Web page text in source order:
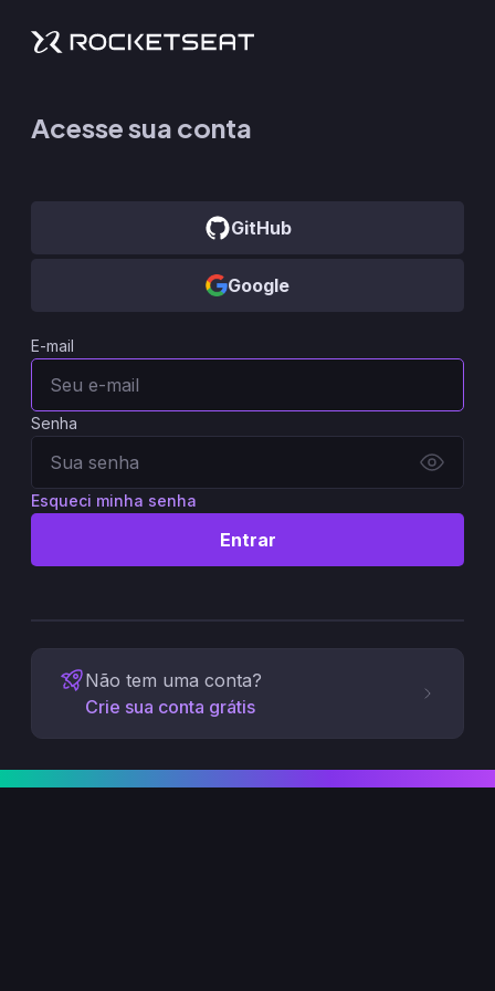
Acesse sua conta
GitHub
Google
E-mail
Senha
Esqueci minha senha
Entrar
Não tem uma conta?
Crie sua conta grátis